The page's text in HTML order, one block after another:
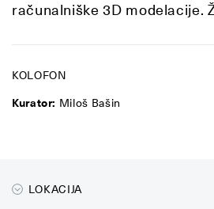
računalniške 3D modelacije.
KOLOFON
Kurator: Miloš Bašin
LOKACIJA